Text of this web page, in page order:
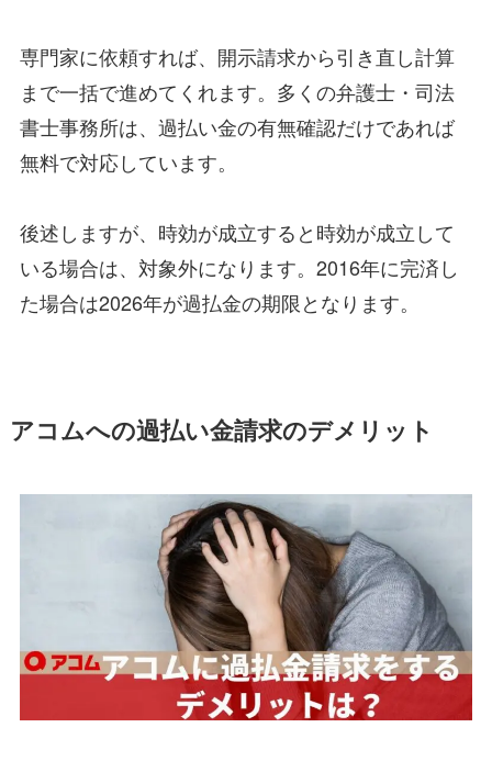
専門家に依頼すれば、開示請求から引き直し計算
まで一括で進めてくれます。多くの弁護士・司法
書士事務所は、過払い金の有無確認だけであれば
無料で対応しています。
後述しますが、時効が成立すると時効が成立して
いる場合は、対象外になります。2016年に完済し
た場合は2026年が過払金の期限となります。
アコムへの過払い金請求のデメリット